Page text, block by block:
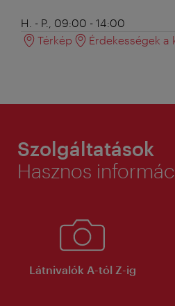
H. - P., 09:00 - 14:00
Térkép
Érdekességek a
Szolgáltatások
Hasznos
Látnivalók A-tól Z-ig